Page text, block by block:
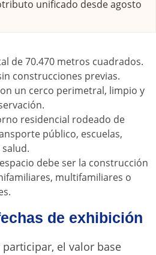
unificado desde agosto
de 70.470 metros cuadrados.
construcciones previas.
un cerco perimetral, limpio y
residencial rodeado de
público, escuelas,
debe ser la construcción
multifamiliares o
de exhibición
el valor base